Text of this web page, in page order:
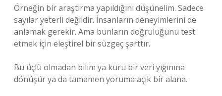
Örneğin bir araştırma yapıldığını düşünelim. Sadece
sayılar yeterli değildir. İnsanların deneyimlerini de
anlamak gerekir. Ama bunların doğruluğunu test
etmek için eleştirel bir süzgeç şarttır.
Bu üçlü olmadan bilim ya kuru bir veri yığınına
dönüşür ya da tamamen yoruma açık bir alana.